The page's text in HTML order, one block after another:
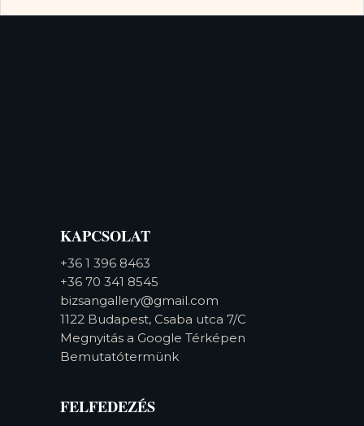
KAPCSOLAT
+36 1 396 8463
+36 70 341 8545
bizsangallery@gmail.com
1122 Budapest, Csaba utca 7/C
Megnyitás a Google Térképen
Bemutatótermünk
FELFEDEZÉS